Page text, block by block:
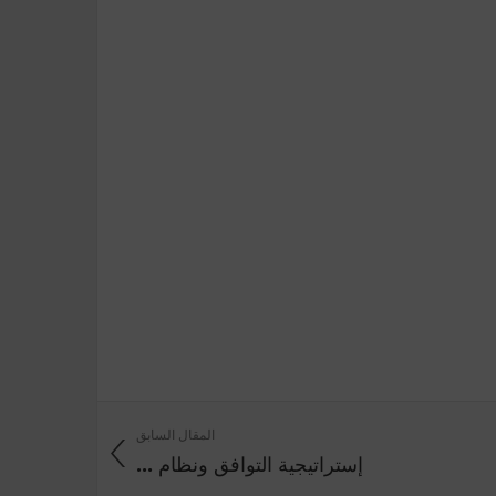
المقال السابق
إستراتيجية التوافق ونظام ...